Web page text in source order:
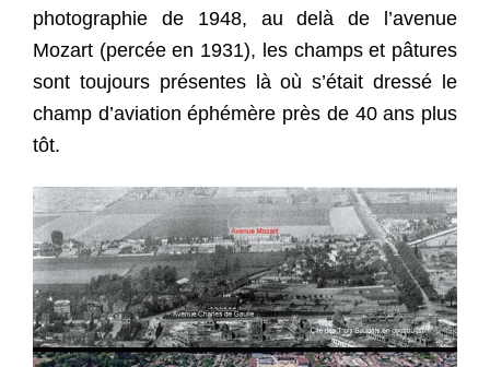
photographie de 1948, au delà de l’avenue
Mozart (percée en 1931), les champs et pâtures
sont toujours présentes là où s’était dressé le
champ d’aviation éphémère près de 40 ans plus
tôt.